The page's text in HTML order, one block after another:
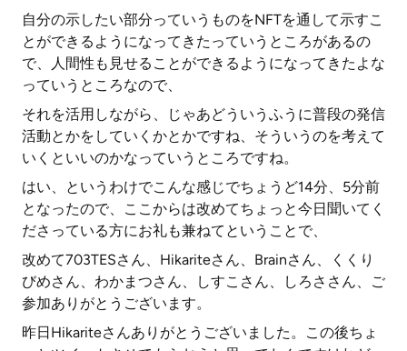
自分の示したい部分っていうものをNFTを通して示すこ
とができるようになってきたっていうところがあるの
で、人間性も見せることができるようになってきたよな
っていうところなので、
それを活用しながら、じゃあどういうふうに普段の発信
活動とかをしていくかとかですね、そういうのを考えて
いくといいのかなっていうところですね。
はい、というわけでこんな感じでちょうど14分、5分前
となったので、ここからは改めてちょっと今日聞いてく
ださっている方にお礼も兼ねてということで、
改めて703TESさん、Hikariteさん、Brainさん、くくり
びめさん、わかまつさん、しすこさん、しろささん、ご
参加ありがとうございます。
昨日Hikariteさんありがとうございました。この後ちょ